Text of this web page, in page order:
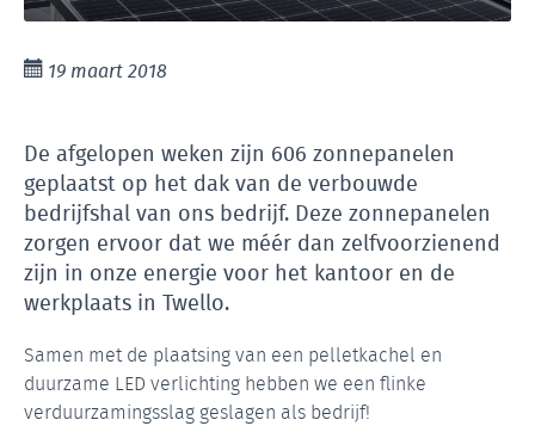
19 maart 2018
De afgelopen weken zijn 606 zonnepanelen
geplaatst op het dak van de verbouwde
bedrijfshal van ons bedrijf. Deze zonnepanelen
zorgen ervoor dat we méér dan zelfvoorzienend
zijn in onze energie voor het kantoor en de
werkplaats in Twello.
Samen met de plaatsing van een pelletkachel en
duurzame LED verlichting hebben we een flinke
verduurzamingsslag geslagen als bedrijf!